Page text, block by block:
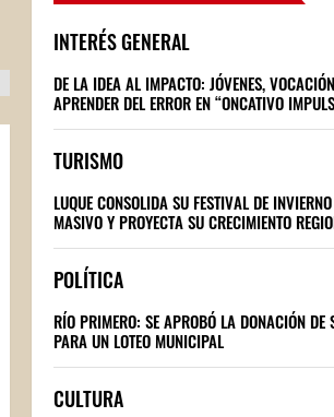
INTERÉS GENERAL
DE LA IDEA AL IMPACTO: JÓVENES,
APRENDER DEL ERROR EN “ONCATIVO
TURISMO
LUQUE CONSOLIDA SU FESTIVAL DE
MASIVO Y PROYECTA SU CRECIMIENTO
POLÍTICA
RÍO PRIMERO: SE APROBÓ LA DONACIÓN DE
PARA UN LOTEO MUNICIPAL
CULTURA